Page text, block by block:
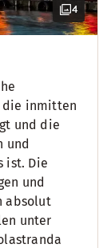
4
die inmitten
und die
und
ist. Die
und
absolut
unter